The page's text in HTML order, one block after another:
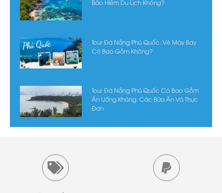
Bảo Hiểm Du Lịch Không?
Tour Đà Nẵng Phú Quốc: Vé Máy Bay
Có Bao Gồm Không?
Tour Đà Nẵng Phú Quốc Có Bao Gồm
Ăn Uống Không: Các Bữa Ăn Và Thực
Đơn